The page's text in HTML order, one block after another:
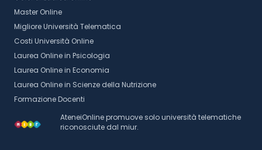
Master Online
Migliore Università Telematica
Costi Università Online
Laurea Online in Psicologia
Laurea Online in Economia
Laurea Online in Scienze della Nutrizione
Formazione Docenti
AteneiOnline promuove solo università telematiche
riconosciute dal miur.